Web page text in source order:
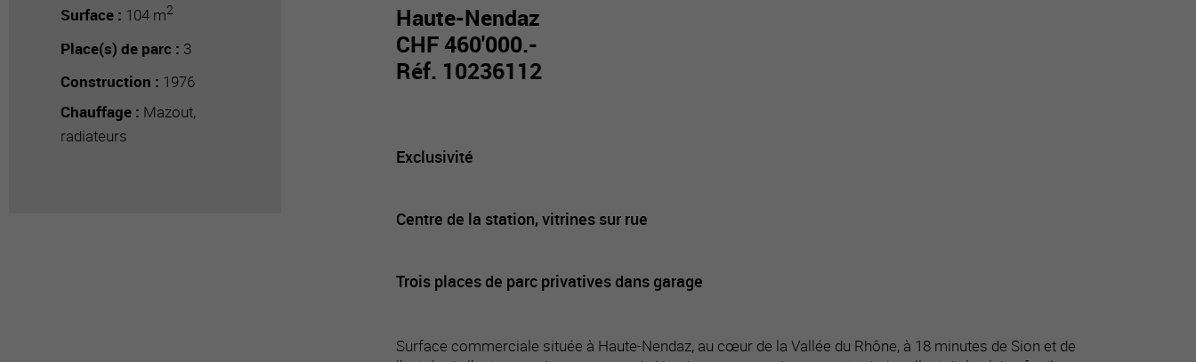
Surface : 104 m2
Place(s) de parc : 3
Construction : 1976
Chauffage : Mazout,
radiateurs
Haute-Nendaz
CHF 460'000.-
Réf. 10236112
Exclusivité
Centre de la station, vitrines sur rue
Trois places de parc privatives dans garage
Surface commerciale située à Haute-Nendaz, au cœur de la Vallée du Rhône, à 18 minutes de Sion et de